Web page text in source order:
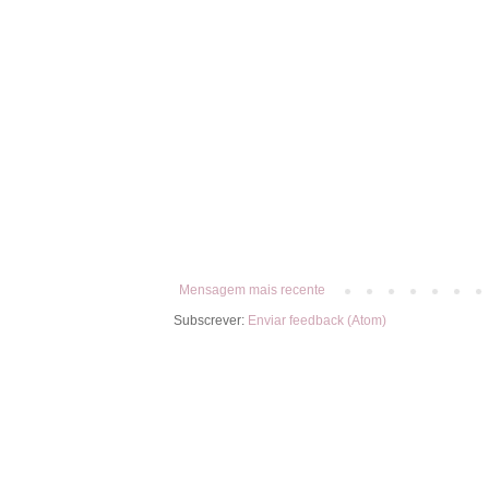
Mensagem mais recente
Subscrever: Enviar feedback (Atom)